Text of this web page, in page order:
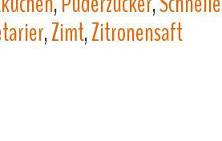
,Zimt,Zitronensaft